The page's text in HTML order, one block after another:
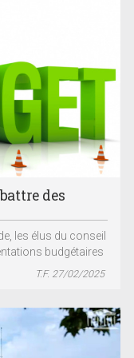
des
les élus du conseil
budgétaires
T.F. 27/02/2025